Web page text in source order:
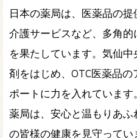
日本の薬局は、医薬品の
介護サービスなど、多角
を果たしています。気仙
剤をはじめ、OTC医薬品
ポートに力を入れていま
薬局は、安心と温もりあ
の皆様の健康を見守ってい